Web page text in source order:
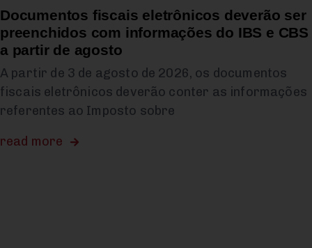
Documentos fiscais eletrônicos deverão ser
preenchidos com informações do IBS e CBS
a partir de agosto
A partir de 3 de agosto de 2026, os documentos
fiscais eletrônicos deverão conter as informações
referentes ao Imposto sobre
read more